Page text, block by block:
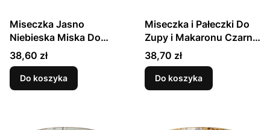
Miseczka Jasno
Niebieska Miska Do
Makaronu Udon
Japanese Wave 17cm
EDO JAPAN
Cena
38,60 zł
Do koszyka
Miseczka i Pałeczki Do
Zupy i Makaronu Czarno
Szara Orientalna Grafika
EMRO AZIATICA
Cena
38,70 zł
Do koszyka